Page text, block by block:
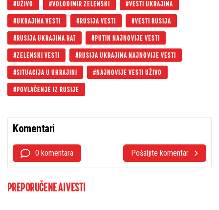
UŽIVO VOLODIMIR ZELENSKI VESTI UKRAJINA
UKRAJINA VESTI RUSIJA VESTI VESTI RUSIJA
RUSIJA UKRAJINA RAT PUTIN NAJNOVIJE VESTI
ZELENSKI VESTI RUSIJA UKRAJINA NAJNOVIJE VESTI
SITUACIJA U UKRAJINI NAJNOVIJE VESTI UŽIVO
POVLAČENJE IZ RUSIJE
Komentari
0 komentara Pošaljite komentar
PREPORUČENE AI VESTI